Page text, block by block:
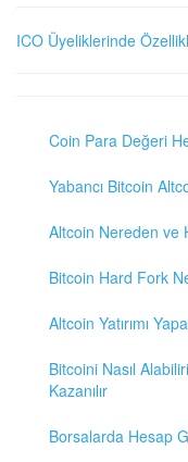
ICO Üyeliklerinde
Coin Para Değeri
Yabancı Bitcoin
Altcoin Nereden ve
Bitcoin Hard Fork
Altcoin Yatırımı
Bitcoini Nasıl
Kazanılır
Borsalarda Hesap